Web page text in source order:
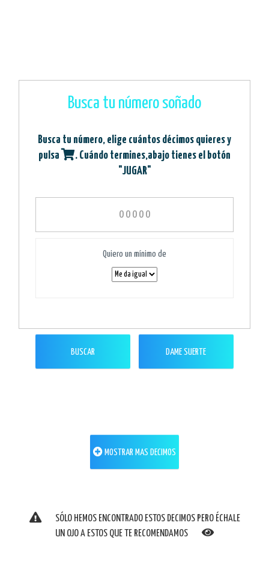
Busca tu número soñado
Busca tu número, elige cuántos décimos quieres y
pulsa
. Cuándo termines,abajo tienes el botón
"JUGAR"
Quiero un mínimo de
BUSCAR DAME SUERTE
MOSTRAR MAS DECIMOS
SÓLO HEMOS ENCONTRADO ESTOS DECIMOS PERO ÉCHALE
UN OJO A ESTOS QUE TE RECOMENDAMOS